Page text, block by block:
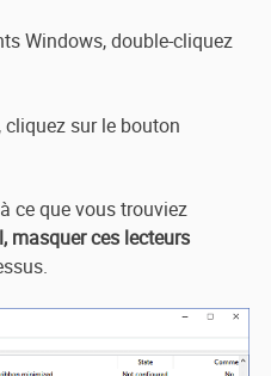
Windows, double-cliquez
sur le bouton
ce que vous trouviez
masquer ces lecteurs